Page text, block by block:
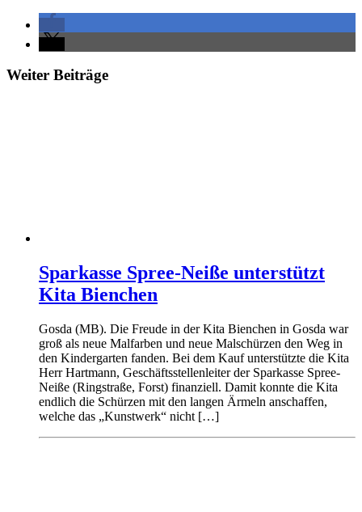
Weiter Beiträge
Sparkasse Spree-Neiße unterstützt
Kita Bienchen
Gosda (MB). Die Freude in der Kita Bienchen in Gosda war
groß als neue Malfarben und neue Malschürzen den Weg in
den Kindergarten fanden. Bei dem Kauf unterstützte die Kita
Herr Hartmann, Geschäftsstellenleiter der Sparkasse Spree-
Neiße (Ringstraße, Forst) finanziell. Damit konnte die Kita
endlich die Schürzen mit den langen Ärmeln anschaffen,
welche das „Kunstwerk“ nicht […]